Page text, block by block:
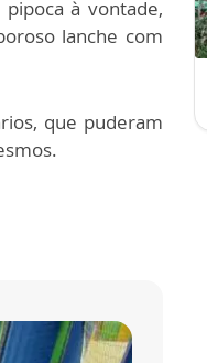
à vontade,
lanche com
que puderam